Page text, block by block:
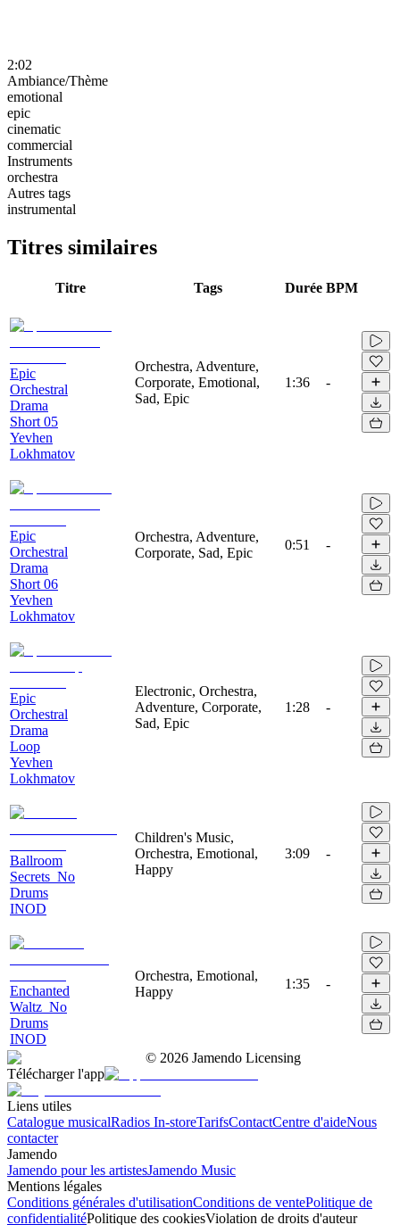
2:02
Ambiance/Thème
emotional
epic
cinematic
commercial
Instruments
orchestra
Autres tags
instrumental
Titres similaires
Titre Tags Durée BPM
Epic
Orchestral
Drama
Short 05
Yevhen
Lokhmatov
Orchestra, Adventure,
Corporate, Emotional,
Sad, Epic
1:36 -
Epic
Orchestral
Drama
Short 06
Yevhen
Lokhmatov
Orchestra, Adventure,
Corporate, Sad, Epic
0:51 -
Epic
Orchestral
Drama
Loop
Yevhen
Lokhmatov
Electronic, Orchestra,
Adventure, Corporate,
Sad, Epic
1:28 -
Ballroom
Secrets_No
Drums
INOD
Children's Music,
Orchestra, Emotional,
Happy
3:09 -
Enchanted
Waltz_No
Drums
INOD
Orchestra, Emotional,
Happy
1:35 -
© 2026 Jamendo Licensing
Télécharger l'app
Liens utiles
Catalogue musicalRadios In-storeTarifsContactCentre d'aideNous
contacter
Jamendo
Jamendo pour les artistesJamendo Music
Mentions légales
Conditions générales d'utilisationConditions de ventePolitique de
confidentialitéPolitique des cookiesViolation de droits d'auteur